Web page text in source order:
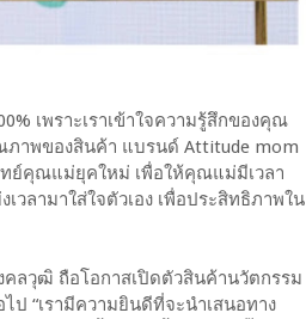
เพราะเราเข้าใจความรู้สึกของคุณ
ภาพของสินค้า แบรนด์ Attitude mom
ย์คุณแม่ยุคใหม่ เพื่อให้คุณแม่มีเวลา
ลามาใส่ใจตัวเอง เพื่อประสิทธิภาพใน
ลวุฒิ ถือโอกาสเปิดตัวสินค้านวัตกรรม
ป “เรามีความยินดีที่จะนำเสนอทาง